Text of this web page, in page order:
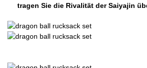
tragen Sie die Rivalität der Saiyajin